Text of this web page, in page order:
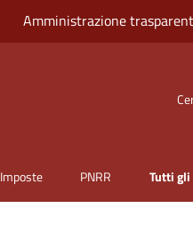
Amministrazione
Imposte PNRR Tutti